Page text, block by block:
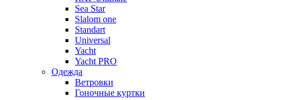
Sea Star
Slalom one
Standart
Universal
Yacht
Yacht PRO
Одежда
Ветровки
Гоночные куртки